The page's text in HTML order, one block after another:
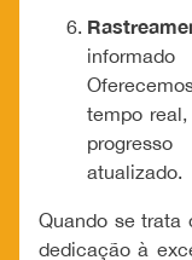
tempo
atualizado.
Quando se trata
dedicação à